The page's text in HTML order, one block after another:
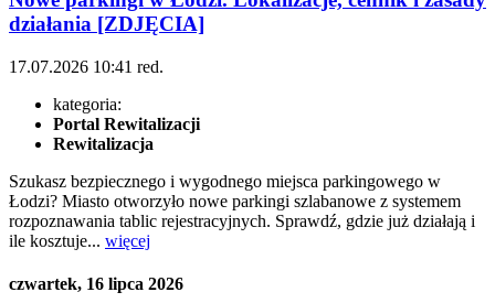
działania [ZDJĘCIA]
17.07.2026 10:41 red.
kategoria:
Portal Rewitalizacji
Rewitalizacja
Szukasz bezpiecznego i wygodnego miejsca parkingowego w
Łodzi? Miasto otworzyło nowe parkingi szlabanowe z systemem
rozpoznawania tablic rejestracyjnych. Sprawdź, gdzie już działają i
ile kosztuje... więcej
czwartek, 16 lipca 2026